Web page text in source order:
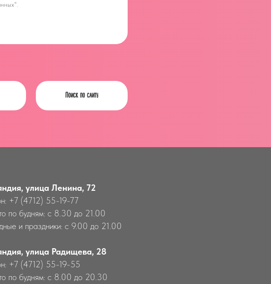
Поиск по сайту
улица Ленина, 72
+7 (4712) 55-19-77
по будням: с 8.30 до 21.00
и праздники: с 9.00 до 21.00
улица Радищева, 28
+7 (4712) 55-19-55
по будням: с 8.00 до 20.30